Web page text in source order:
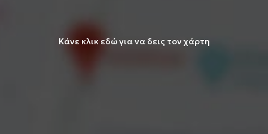
Κάνε κλικ εδώ για να δεις τον χάρτη